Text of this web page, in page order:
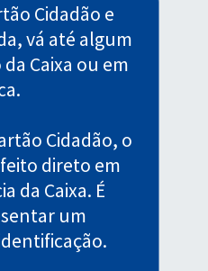
Cidadão e
vá até algum
Caixa ou em
Cidadão, o
direto em
da Caixa. É
um